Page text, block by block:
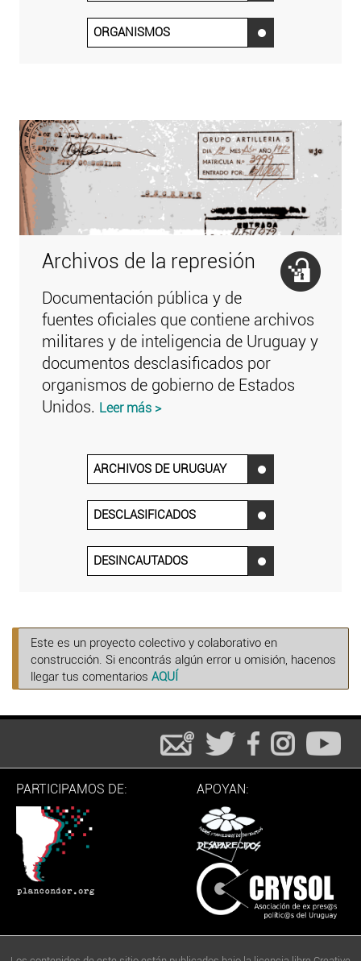
ORGANISMOS ‌
Archivos de la represión
Documentación pública y de
fuentes oficiales que contiene archivos
militares y de inteligencia de Uruguay y
documentos desclasificados por
organismos de gobierno de Estados
Unidos. Leer más >
ARCHIVOS DE URUGUAY ‌
DESCLASIFICADOS ‌
DESINCAUTADOS ‌
Este es un proyecto colectivo y colaborativo en
construcción. Si encontrás algún error u omisión, hacenos
llegar tus comentarios AQUÍ
PARTICIPAMOS DE: APOYAN: